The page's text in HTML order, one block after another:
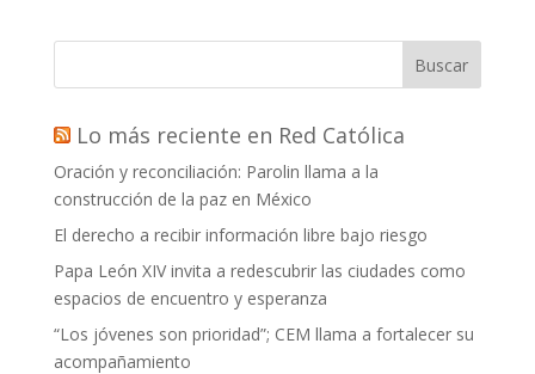
Buscar
Lo más reciente en Red Católica
Oración y reconciliación: Parolin llama a la
construcción de la paz en México
El derecho a recibir información libre bajo riesgo
Papa León XIV invita a redescubrir las ciudades como
espacios de encuentro y esperanza
“Los jóvenes son prioridad”; CEM llama a fortalecer su
acompañamiento